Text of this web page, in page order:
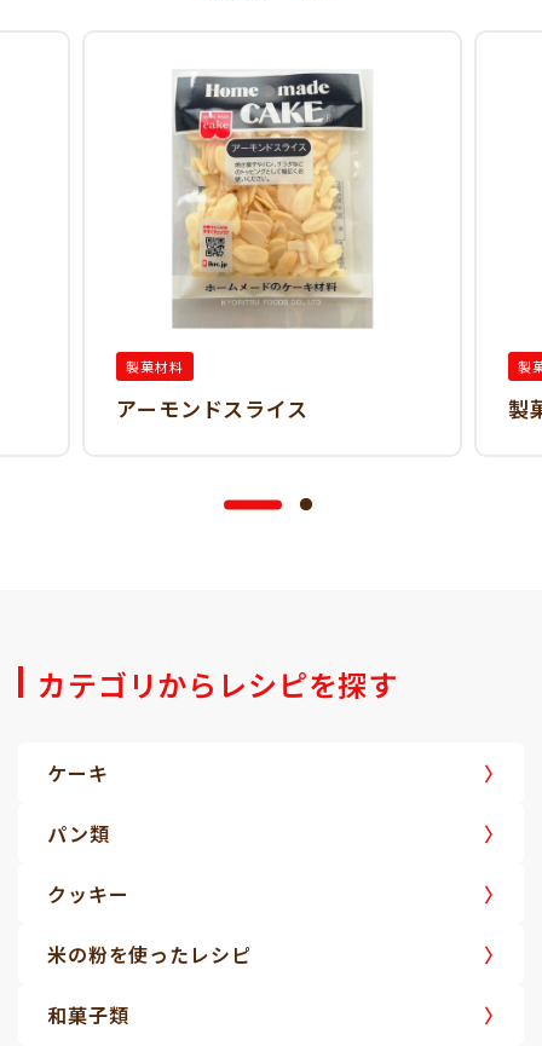
製菓材料
アーモンドスライス
製
製
カテゴリからレシピを探す
ケーキ
パン類
クッキー
米の粉を使ったレシピ
和菓子類